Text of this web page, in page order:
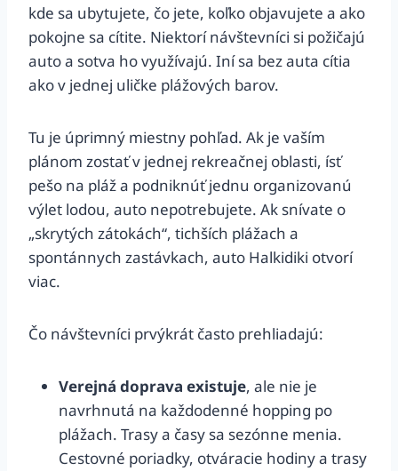
kde sa ubytujete, čo jete, koľko objavujete a ako
pokojne sa cítite. Niektorí návštevníci si požičajú
auto a sotva ho využívajú. Iní sa bez auta cítia
ako v jednej uličke plážových barov.
Tu je úprimný miestny pohľad. Ak je vaším
plánom zostať v jednej rekreačnej oblasti, ísť
pešo na pláž a podniknúť jednu organizovanú
výlet lodou, auto nepotrebujete. Ak snívate o
„skrytých zátokách“, tichších plážach a
spontánnych zastávkach, auto Halkidiki otvorí
viac.
Čo návštevníci prvýkrát často prehliadajú:
Verejná doprava existuje, ale nie je
navrhnutá na každodenné hopping po
plážach. Trasy a časy sa sezónne menia.
Cestovné poriadky, otváracie hodiny a trasy